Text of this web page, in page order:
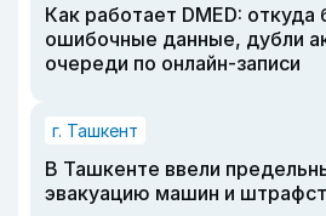
Как работает DMED: откуда
ошибочные данные, дубли
очереди по онлайн-записи
г. Ташкент
В Ташкенте ввели
эвакуацию машин и